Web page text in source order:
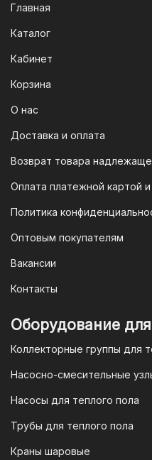
Мы следим за
систему быстрых
предоставлен
доступен для
3. Оплата по QR-
— это QR-код.
заказа мы
уникальный QR-
приложении
удобно и
юридических лиц
Для наших
мы предлагаем
Главная
Каталог
Кабинет
Корзина
О нас
Доставка и оплата
Возврат товара
Оплата платежной картой
Политика
Оптовым покупателям
Вакансии
Контакты
Оборудование
Коллекторные группы для
Насосно-смесительные
Насосы для теплого пола
Трубы для теплого пола
Краны шаровые